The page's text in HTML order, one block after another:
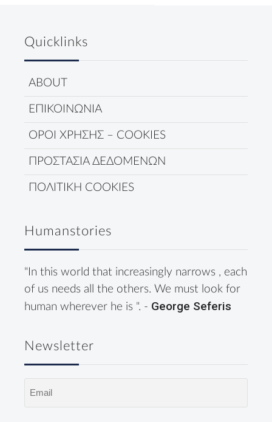
Quicklinks
ABOUT
ΕΠΙΚΟΙΝΩΝΙΑ
ΟΡΟΙ ΧΡΗΣΗΣ – COOKIES
ΠΡΟΣΤΑΣΙΑ ΔΕΔΟΜΕΝΩΝ
ΠΟΛΙΤΙΚΗ COOKIES
Humanstories
"In this world that increasingly narrows , each
of us needs all the others. We must look for
human wherever he is ". - George Seferis
Newsletter